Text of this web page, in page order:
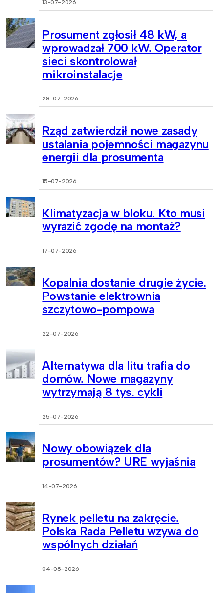
13-07-2026
Prosument zgłosił 48 kW, a
wprowadzał 700 kW. Operator
sieci skontrolował
mikroinstalacje
28-07-2026
Rząd zatwierdził nowe zasady
ustalania pojemności magazynu
energii dla prosumenta
15-07-2026
Klimatyzacja w bloku. Kto musi
wyrazić zgodę na montaż?
17-07-2026
Kopalnia dostanie drugie życie.
Powstanie elektrownia
szczytowo-pompowa
22-07-2026
Alternatywa dla litu trafia do
domów. Nowe magazyny
wytrzymają 8 tys. cykli
25-07-2026
Nowy obowiązek dla
prosumentów? URE wyjaśnia
14-07-2026
Rynek pelletu na zakręcie.
Polska Rada Pelletu wzywa do
wspólnych działań
04-08-2026